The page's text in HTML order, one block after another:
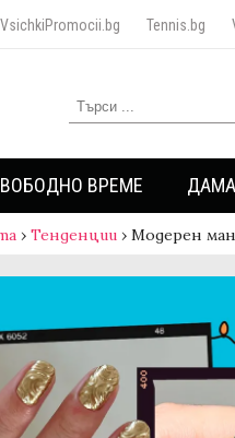
VsichkiPromocii.bg Tennis.bg
ВРЕМЕ
› Тенденции › Модерен